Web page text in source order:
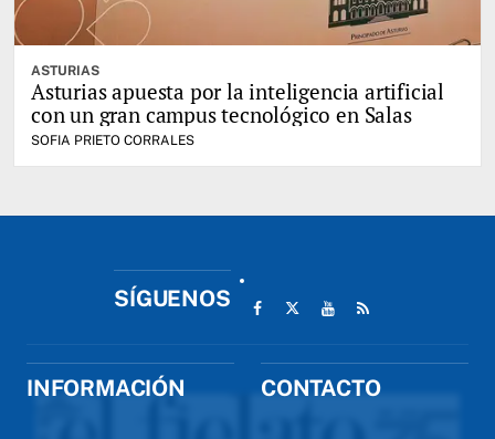
ASTURIAS
Asturias apuesta por la inteligencia artificial
con un gran campus tecnológico en Salas
SOFIA PRIETO CORRALES
SÍGUENOS
INFORMACIÓN CONTACTO